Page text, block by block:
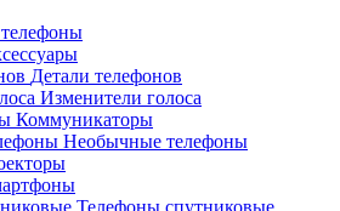
Детали телефонов
Изменители голоса
Коммуникаторы
Необычные телефоны
Телефоны спутниковые